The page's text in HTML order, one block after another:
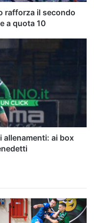
rafforza il secondo
a quota 10
allenamenti: ai box